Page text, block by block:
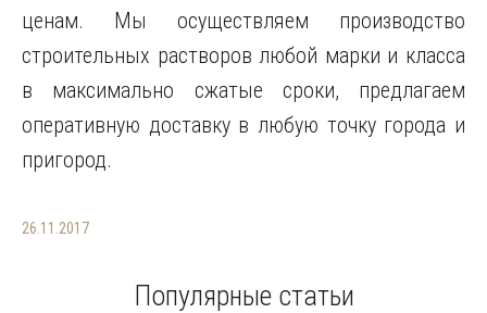
ценам. Мы осуществляем производство
строительных растворов любой марки и класса
в максимально сжатые сроки, предлагаем
оперативную доставку в любую точку города и
пригород.
26.11.2017
Популярные статьи